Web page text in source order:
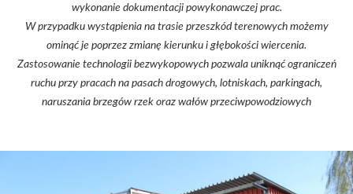
wykonanie dokumentacji powykonawczej prac.
W przypadku wystąpienia na trasie przeszkód terenowych możemy
ominąć je poprzez zmianę kierunku i głębokości wiercenia.
Zastosowanie technologii bezwykopowych pozwala uniknąć ograniczeń
ruchu przy pracach na pasach drogowych, lotniskach, parkingach,
naruszania brzegów rzek oraz wałów przeciwpowodziowych